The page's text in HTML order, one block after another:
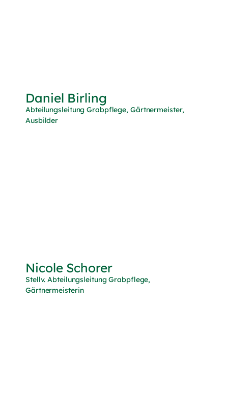
Daniel Birling
Abteilungsleitung Grabpflege, Gärtnermeister,
Ausbilder
Nicole Schorer
Stellv. Abteilungsleitung Grabpflege,
Gärtnermeisterin